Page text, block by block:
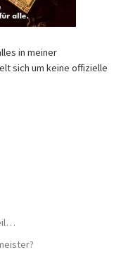
in meiner
sich um keine offizielle